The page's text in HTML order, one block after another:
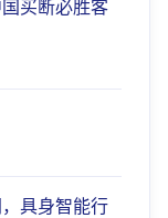
买断必胜客
具身智能行